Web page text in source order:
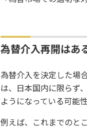
為替介入再開はあ
為替介入を決定した場
は、日本国内に限らず
ようになっている可能
例えば、これまでのと